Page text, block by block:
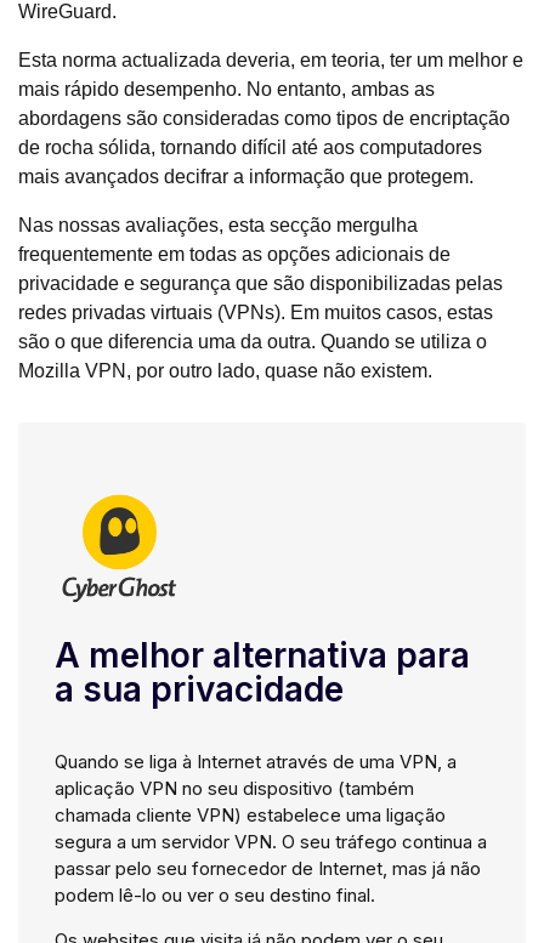
WireGuard.
Esta norma actualizada deveria, em teoria, ter um melhor e
mais rápido desempenho. No entanto, ambas as
abordagens são consideradas como tipos de encriptação
de rocha sólida, tornando difícil até aos computadores
mais avançados decifrar a informação que protegem.
Nas nossas avaliações, esta secção mergulha
frequentemente em todas as opções adicionais de
privacidade e segurança que são disponibilizadas pelas
redes privadas virtuais (VPNs). Em muitos casos, estas
são o que diferencia uma da outra. Quando se utiliza o
Mozilla VPN, por outro lado, quase não existem.
A melhor alternativa para
a sua privacidade
Quando se liga à Internet através de uma VPN, a
aplicação VPN no seu dispositivo (também
chamada cliente VPN) estabelece uma ligação
segura a um servidor VPN. O seu tráfego continua a
passar pelo seu fornecedor de Internet, mas já não
podem lê-lo ou ver o seu destino final.